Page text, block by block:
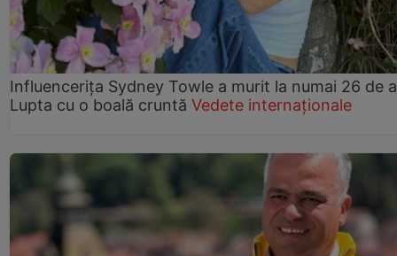
Influencerița Sydney Towle a murit la numai 26 de
Lupta cu o boală cruntă Vedete internaționale